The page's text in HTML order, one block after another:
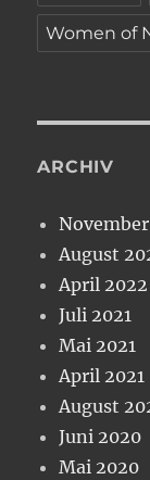
Women of
ARCHIV
August
April 2022
Juli 2021
Mai 2021
April 2021
August
Juni 2020
Mai 2020